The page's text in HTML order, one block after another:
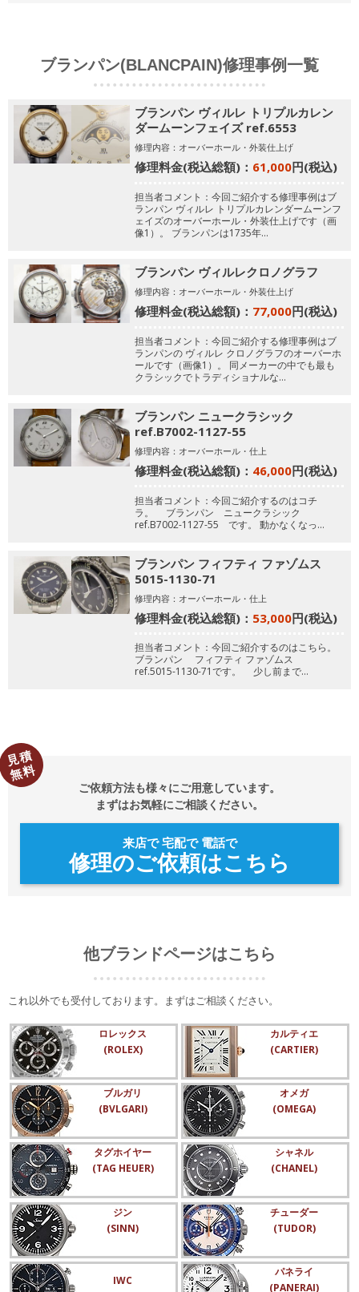
ブランパン(BLANCPAIN)修理事例一覧
ブランパン ヴィルレ トリプルカレン
ダームーンフェイズ ref.6553
修理内容：オーバーホール・外装仕上げ
修理料金(税込総額)： 61,000円(税込)
担当者コメント：今回ご紹介する修理事例はブ
ランパン ヴィルレ トリプルカレンダームーンフ
ェイズのオーバーホール・外装仕上げです（画
像1）。
ブランパンは1735年…
ブランパン ヴィルレクロノグラフ
修理内容：オーバーホール・外装仕上げ
修理料金(税込総額)： 77,000円(税込)
担当者コメント：今回ご紹介する修理事例はブ
ランパンの ヴィルレ クロノグラフのオーバーホ
ールです（画像1）。
同メーカーの中でも最も
クラシックでトラディショナルな…
ブランパン ニュークラシック
ref.B7002-1127-55
修理内容：オーバーホール・仕上
修理料金(税込総額)： 46,000円(税込)
担当者コメント：今回ご紹介するのはコチ
ラ。
ブランパン ニュークラシック
ref.B7002-1127-55 です。
動かなくなっ…
ブランパン フィフティ ファゾムス
5015-1130-71
修理内容：オーバーホール・仕上
修理料金(税込総額)： 53,000円(税込)
担当者コメント：今回ご紹介するのはこちら。
ブランパン
フィフティ ファゾムス
ref.5015-1130-71です。
少し前まで…
ご依頼方法も様々にご用意しています。
まずはお気軽にご相談ください。
来店で 宅配で 電話で
修理のご依頼はこちら
見積
無料
他ブランドページはこちら
これ以外でも受付しております。まずはご相談ください。
ロレックス
(ROLEX)
カルティエ
(CARTIER)
ブルガリ
(BVLGARI)
オメガ
(OMEGA)
タグホイヤー
(TAG HEUER)
シャネル
(CHANEL)
ジン
(SINN)
チューダー
(TUDOR)
IWC
パネライ
(PANERAI)